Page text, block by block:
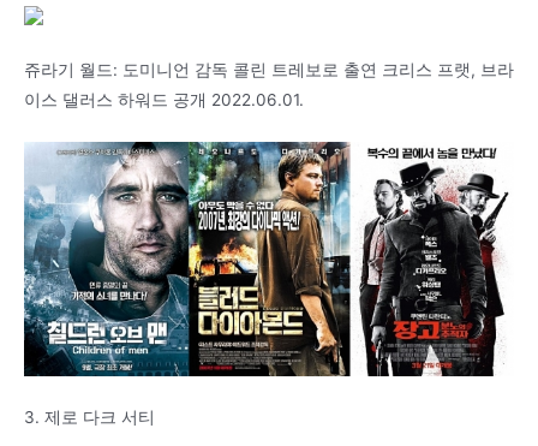
쥬라기 월드: 도미니언 감독 콜린 트레보로 출연 크리스 프랫, 브라
이스 댈러스 하워드 공개 2022.06.01.
3. 제로 다크 서티